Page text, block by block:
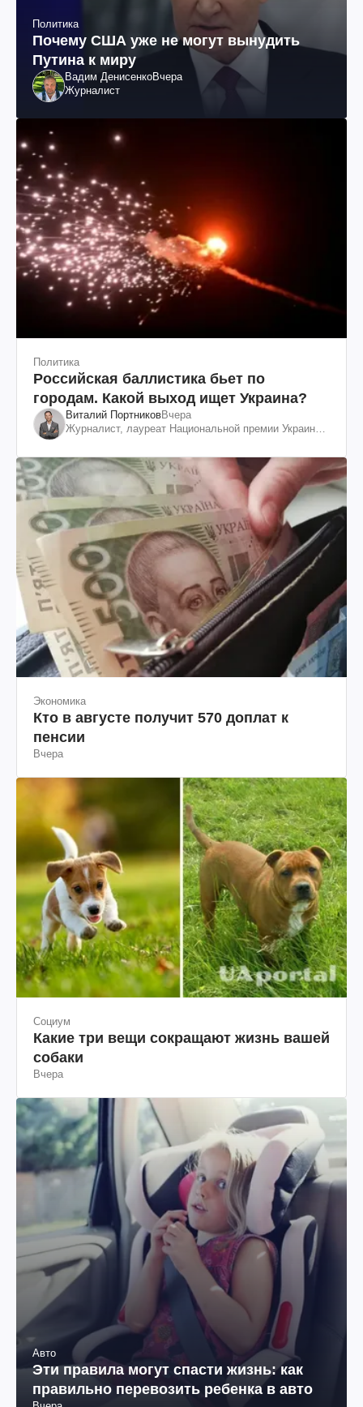
Политика
Почему США уже не могут вынудить
Путина к миру
Вадим ДенисенкоВчера
Журналист
Политика
Российская баллистика бьет по
городам. Какой выход ищет Украина?
Виталий ПортниковВчера
Журналист, лауреат Национальной премии Украины
Экономика
Кто в августе получит 570 доплат к
пенсии
Вчера
Социум
Какие три вещи сокращают жизнь вашей
собаки
Вчера
Авто
Эти правила могут спасти жизнь: как
правильно перевозить ребенка в авто